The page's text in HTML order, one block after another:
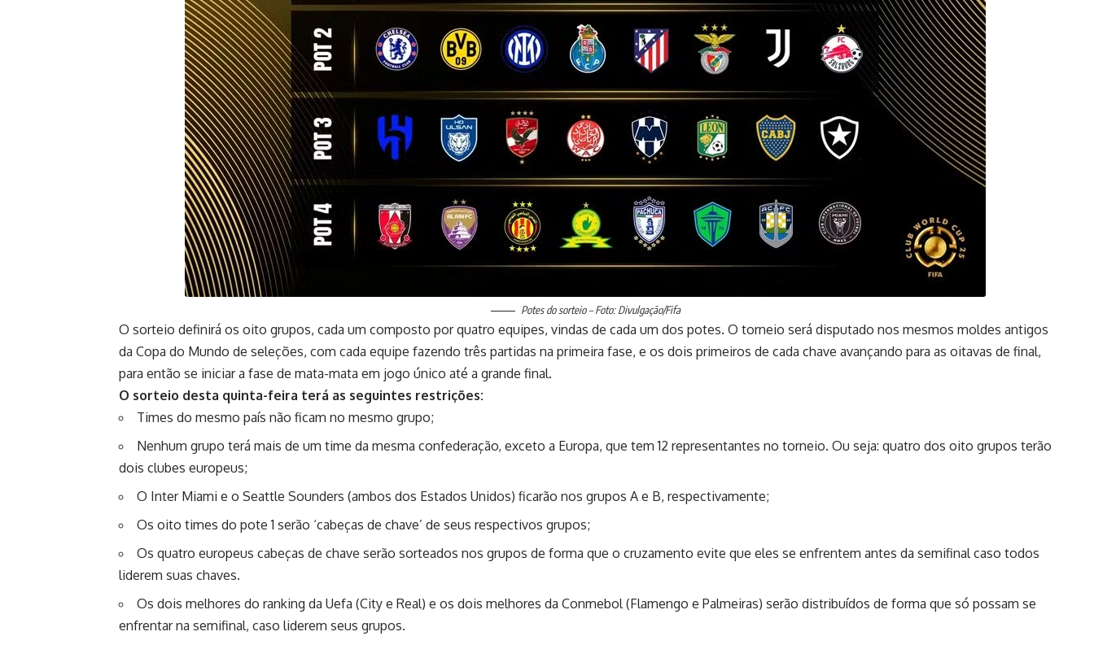
Potes do sorteio – Foto: Divulgação/Fifa
O sorteio definirá os oito grupos, cada um composto por quatro equipes, vindas de cada um dos potes. O torneio será disputado nos mesmos moldes antigos
da Copa do Mundo de seleções, com cada equipe fazendo três partidas na primeira fase, e os dois primeiros de cada chave avançando para as oitavas de final,
para então se iniciar a fase de mata-mata em jogo único até a grande final.
O sorteio desta quinta-feira terá as seguintes restrições:
Times do mesmo país não ficam no mesmo grupo;
Nenhum grupo terá mais de um time da mesma confederação, exceto a Europa, que tem 12 representantes no torneio. Ou seja: quatro dos oito grupos terão
dois clubes europeus;
O Inter Miami e o Seattle Sounders (ambos dos Estados Unidos) ficarão nos grupos A e B, respectivamente;
Os oito times do pote 1 serão ‘cabeças de chave’ de seus respectivos grupos;
Os quatro europeus cabeças de chave serão sorteados nos grupos de forma que o cruzamento evite que eles se enfrentem antes da semifinal caso todos
liderem suas chaves.
Os dois melhores do ranking da Uefa (City e Real) e os dois melhores da Conmebol (Flamengo e Palmeiras) serão distribuídos de forma que só possam se
enfrentar na semifinal, caso liderem seus grupos.